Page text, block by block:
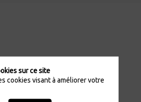
sur ce site
cookies visant à améliorer votre